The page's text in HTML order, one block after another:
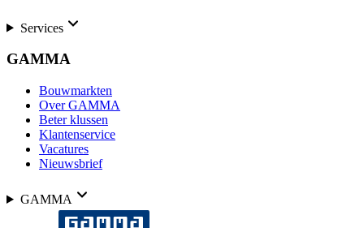
Services
GAMMA
Bouwmarkten
Over GAMMA
Beter klussen
Klantenservice
Vacatures
Nieuwsbrief
GAMMA